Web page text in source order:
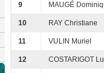
9 MAUGÉ
10 RAY Christiane
11 VULIN Muriel
12 COSTARIGOT